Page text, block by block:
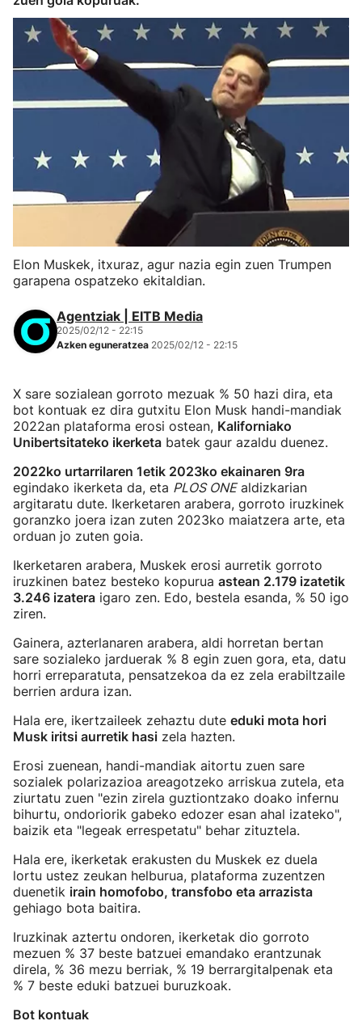
Elon Muskek, itxuraz, agur nazia egin zuen Trumpen
garapena ospatzeko ekitaldian.
Agentziak | EITB Media
2025/02/12 - 22:15
Azken eguneratzea 2025/02/12 - 22:15
X sare sozialean gorroto mezuak % 50 hazi dira, eta
bot kontuak ez dira gutxitu Elon Musk handi-mandiak
2022an plataforma erosi ostean, Kaliforniako
Unibertsitateko ikerketa batek gaur azaldu duenez.
2022ko urtarrilaren 1etik 2023ko ekainaren 9ra
egindako ikerketa da, eta PLOS ONEaldizkarian
argitaratu dute. Ikerketaren arabera, gorroto iruzkinek
goranzko joera izan zuten 2023ko maiatzera arte, eta
orduan jo zuten goia.
Ikerketaren arabera, Muskek erosi aurretik gorroto
iruzkinen batez besteko kopurua astean 2.179 izatetik
3.246 izatera igaro zen. Edo, bestela esanda, % 50 igo
ziren.
Gainera, azterlanaren arabera, aldi horretan bertan
sare sozialeko jarduerak % 8 egin zuen gora, eta, datu
horri erreparatuta, pensatzekoa da ez zela erabiltzaile
berrien ardura izan.
Hala ere, ikertzaileek zehaztu dute eduki mota hori
Musk iritsi aurretik hasi zela hazten.
Erosi zuenean, handi-mandiak aitortu zuen sare
sozialek polarizazioa areagotzeko arriskua zutela, eta
ziurtatu zuen "ezin zirela guztiontzako doako infernu
bihurtu, ondoriorik gabeko edozer esan ahal izateko",
baizik eta "legeak errespetatu" behar zituztela.
Hala ere, ikerketak erakusten du Muskek ez duela
lortu ustez zeukan helburua, plataforma zuzentzen
duenetik irain homofobo, transfobo eta arrazista
gehiago bota baitira.
Iruzkinak aztertu ondoren, ikerketak dio gorroto
mezuen % 37 beste batzuei emandako erantzunak
direla, % 36 mezu berriak, % 19 berrargitalpenak eta
% 7 beste eduki batzuei buruzkoak.
Bot kontuak